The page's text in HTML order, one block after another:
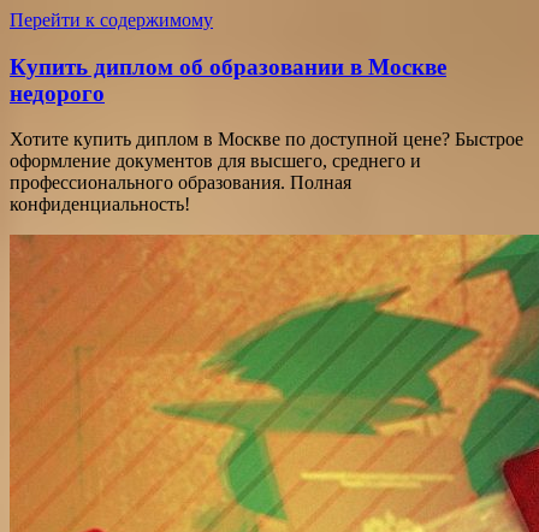
Перейти к содержимому
Купить диплом об образовании в Москве
недорого
Хотите купить диплом в Москве по доступной цене? Быстрое
оформление документов для высшего, среднего и
профессионального образования. Полная
конфиденциальность!